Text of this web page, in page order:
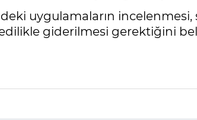
uygulamaların
giderilmesi gerektiğini